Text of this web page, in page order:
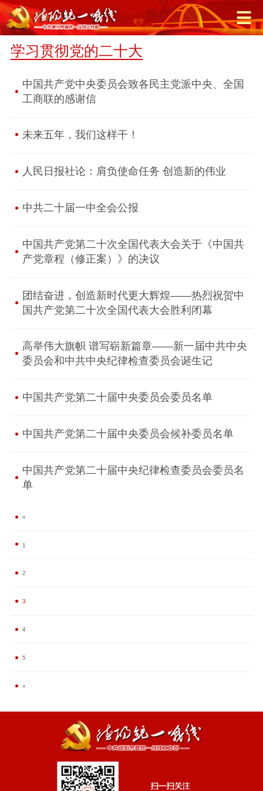
学习贯彻党的二十大
中国共产党中央委员会致各民主党派中央、全国
工商联的感谢信
未来五年，我们这样干！
人民日报社论：肩负使命任务 创造新的伟业
中共二十届一中全会公报
中国共产党第二十次全国代表大会关于《中国共
产党章程（修正案）》的决议
团结奋进，创造新时代更大辉煌——热烈祝贺中
国共产党第二十次全国代表大会胜利闭幕
高举伟大旗帜 谱写崭新篇章——新一届中共中央
委员会和中共中央纪律检查委员会诞生记
中国共产党第二十届中央委员会委员名单
中国共产党第二十届中央委员会候补委员名单
中国共产党第二十届中央纪律检查委员会委员名
单
«
1
2
3
4
5
»